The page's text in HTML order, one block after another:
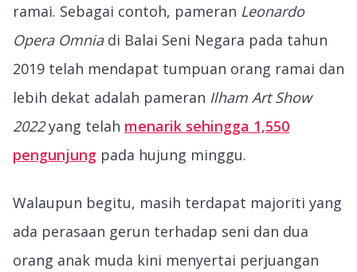
ramai. Sebagai contoh, pameran Leonardo
Opera Omniadi Balai Seni Negara pada tahun
2019 telah mendapat tumpuan orang ramai dan
lebih dekat adalah pameran Ilham Art Show
2022yang telah menarik sehingga 1,550
pengunjung pada hujung minggu.
Walaupun begitu, masih terdapat majoriti yang
ada perasaan gerun terhadap seni dan dua
orang anak muda kini menyertai perjuangan